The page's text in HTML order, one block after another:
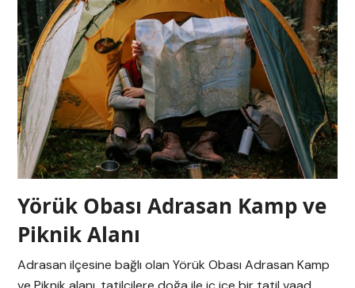
Yörük Obası Adrasan Kamp ve
Piknik Alanı
Adrasan ilçesine bağlı olan Yörük Obası Adrasan Kamp